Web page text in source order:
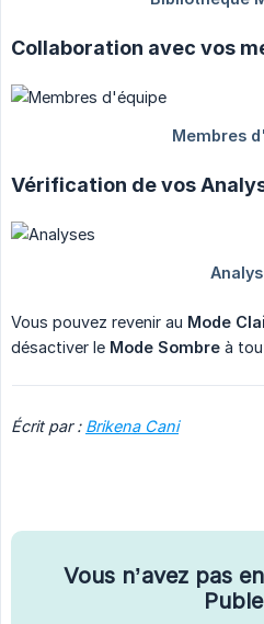
Collaboration avec vos
Vérification de vos
Vous pouvez revenir au Mode
désactiver le Mode Sombre à
Écrit par : Brikena Cani
Vous n’avez pas